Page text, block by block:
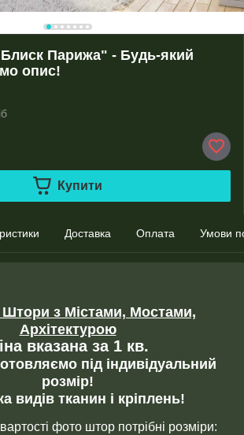
Парижа" - Будь-який
опис!
Купити
Доставка Оплата Умови
з Містами, Мостами,
Архітектурою
вказана за 1 кв.
під індивідуальний
розмір!
видів тканин і кріплень!
фото штор потрібні розміри: